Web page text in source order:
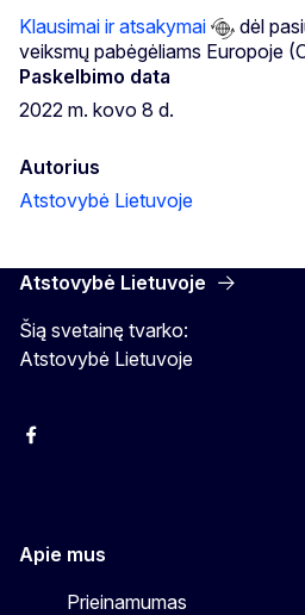
Klausimai ir atsakymai
dėl
veiksmų pabėgėliams Europoje
Paskelbimo data
2022 m. kovo 8 d.
Autorius
Atstovybė Lietuvoje
Atstovybė Lietuvoje
Šią svetainę tvarko:
Atstovybė Lietuvoje
Facebook
Apie mus
Prieinamumas